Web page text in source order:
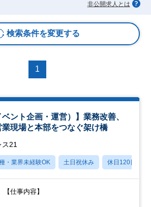
非公開求人とは
検索条件を変更する
1
ベント企画・運営）】業務改善、
現場と本部をつなぐ架け橋
21
・業界未経験OK 土日祝休み 休日120日以上
【仕事内容】